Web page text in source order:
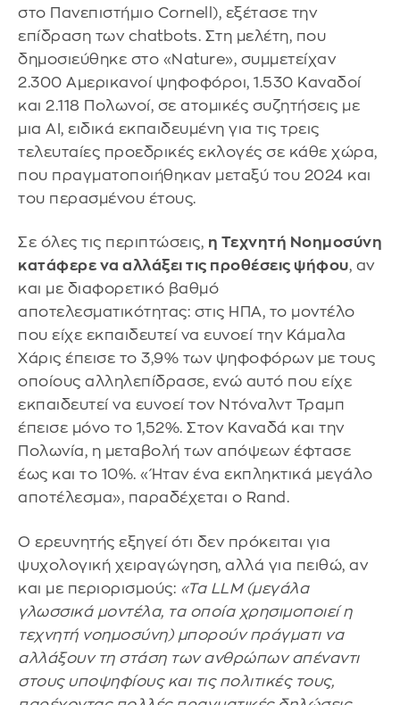
στο Πανεπιστήμιο Cornell), εξέτασε την
επίδραση των chatbots. Στη μελέτη, που
δημοσιεύθηκε στο «Nature», συμμετείχαν
2.300 Αμερικανοί ψηφοφόροι, 1.530 Καναδοί
και 2.118 Πολωνοί, σε ατομικές συζητήσεις με
μια AI, ειδικά εκπαιδευμένη για τις τρεις
τελευταίες προεδρικές εκλογές σε κάθε χώρα,
που πραγματοποιήθηκαν μεταξύ του 2024 και
του περασμένου έτους.
Σε όλες τις περιπτώσεις, η Τεχνητή Νοημοσύνη
κατάφερε να αλλάξει τις προθέσεις ψήφου, αν
και με διαφορετικό βαθμό
αποτελεσματικότητας: στις ΗΠΑ, το μοντέλο
που είχε εκπαιδευτεί να ευνοεί την Κάμαλα
Χάρις έπεισε το 3,9% των ψηφοφόρων με τους
οποίους αλληλεπίδρασε, ενώ αυτό που είχε
εκπαιδευτεί να ευνοεί τον Ντόναλντ Τραμπ
έπεισε μόνο το 1,52%. Στον Καναδά και την
Πολωνία, η μεταβολή των απόψεων έφτασε
έως και το 10%. «Ήταν ένα εκπληκτικά μεγάλο
αποτέλεσμα», παραδέχεται ο Rand.
Ο ερευνητής εξηγεί ότι δεν πρόκειται για
ψυχολογική χειραγώγηση, αλλά για πειθώ, αν
και με περιορισμούς: «Τα LLM (μεγάλα
γλωσσικά μοντέλα, τα οποία χρησιμοποιεί η
τεχνητή νοημοσύνη) μπορούν πράγματι να
αλλάξουν τη στάση των ανθρώπων απέναντι
στους υποψηφίους και τις πολιτικές τους,